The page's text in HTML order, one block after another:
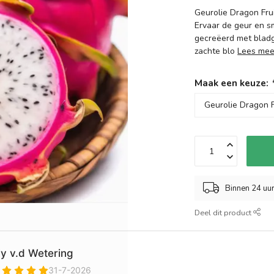
Geurolie Dragon
Ervaar de geur en
gecreëerd met
zachte bloLees
Maak een keuze:
Binnen 24
Deel dit product